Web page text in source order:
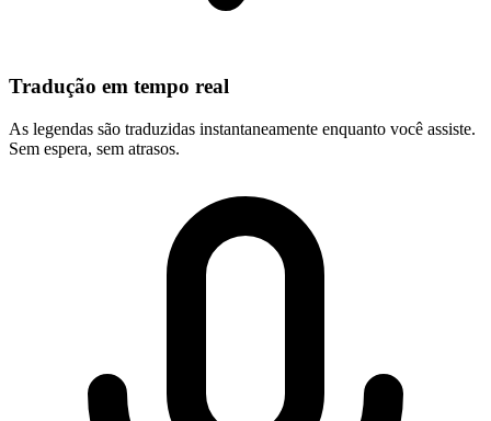
Tradução em tempo real
As legendas são traduzidas instantaneamente enquanto você assiste.
Sem espera, sem atrasos.